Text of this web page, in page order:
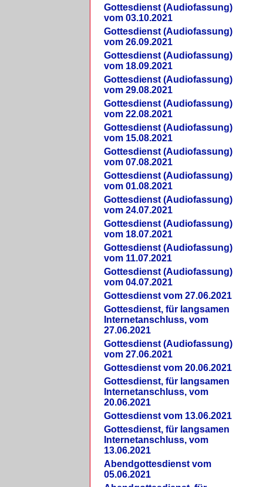
Gottesdienst (Audiofassung)
vom 03.10.2021
Gottesdienst (Audiofassung)
vom 26.09.2021
Gottesdienst (Audiofassung)
vom 18.09.2021
Gottesdienst (Audiofassung)
vom 29.08.2021
Gottesdienst (Audiofassung)
vom 22.08.2021
Gottesdienst (Audiofassung)
vom 15.08.2021
Gottesdienst (Audiofassung)
vom 07.08.2021
Gottesdienst (Audiofassung)
vom 01.08.2021
Gottesdienst (Audiofassung)
vom 24.07.2021
Gottesdienst (Audiofassung)
vom 18.07.2021
Gottesdienst (Audiofassung)
vom 11.07.2021
Gottesdienst (Audiofassung)
vom 04.07.2021
Gottesdienst vom 27.06.2021
Gottesdienst, für langsamen
Internetanschluss, vom
27.06.2021
Gottesdienst (Audiofassung)
vom 27.06.2021
Gottesdienst vom 20.06.2021
Gottesdienst, für langsamen
Internetanschluss, vom
20.06.2021
Gottesdienst vom 13.06.2021
Gottesdienst, für langsamen
Internetanschluss, vom
13.06.2021
Abendgottesdienst vom
05.06.2021